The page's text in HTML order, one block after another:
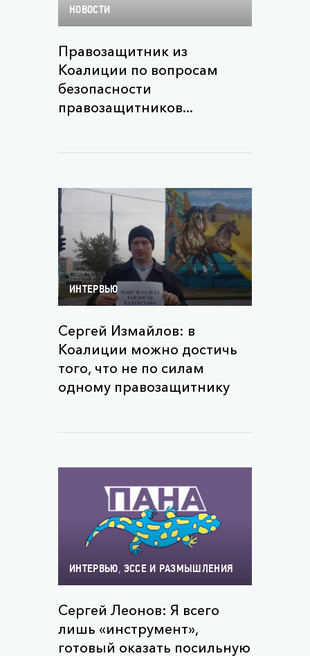
НОВОСТИ
Правозащитник из
Коалиции по вопросам
безопасности
правозащитников...
ИНТЕРВЬЮ
Сергей Измайлов: в
Коалиции можно достичь
того, что не по силам
одному правозащитнику
ИНТЕРВЬЮ, ЭССЕ И РАЗМЫШЛЕНИЯ
Сергей Леонов: Я всего
лишь «инструмент»,
готовый оказать посильную